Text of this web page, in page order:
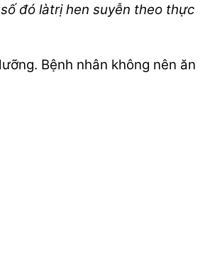
đó làtrị hen suyễn theo thực
Bệnh nhân không nên ăn